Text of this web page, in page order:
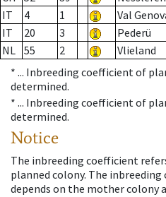
IT
4 1 Val
IT
20 3 Pederü
NL 55 2 Vlieland
* ... Inbreeding coefficient of
determined.
* ... Inbreeding coefficient of
determined.
Notice
The inbreeding coefficient
planned colony. The
depends on the mother colony